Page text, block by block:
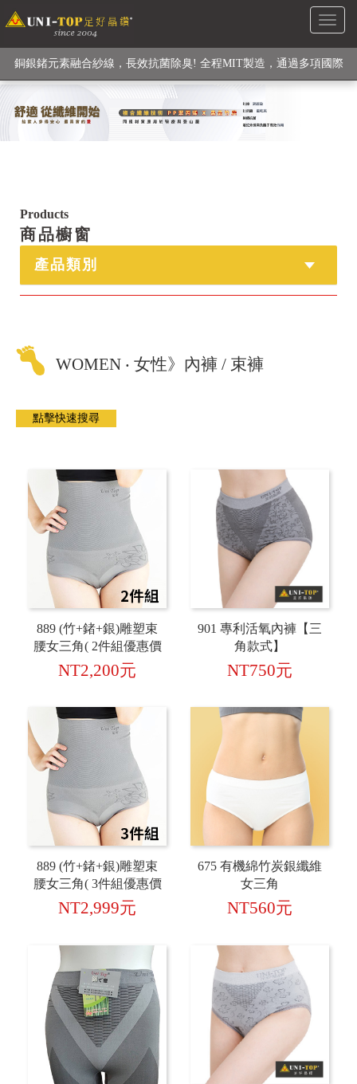
Toggle
級高性能纖維素材), 機能貼身衣物No. 1
銅銀鍺元素融合紗線，長效抗菌除臭! 全程MIT製造，通過多項國際
檢驗
【快來點我】H型銅銀纖維長效PP能量護膝! 支撐. 包覆感. 超透氣.
Products
商品櫥窗
產品類別
WOMEN ‧ 女性》內褲 / 束褲
889 (竹+鍺+銀)雕塑束
腰女三角( 2件組優惠價
)
NT2,200元
901 專利活氧內褲【三
角款式】
NT750元
889 (竹+鍺+銀)雕塑束
腰女三角( 3件組優惠價
贈限量抑菌防黴毛巾1
條 )
NT2,999元
675 有機綿竹炭銀纖維
女三角
NT560元